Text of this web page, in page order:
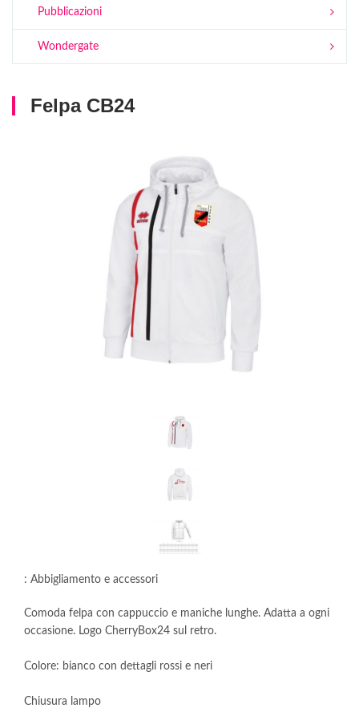
Pubblicazioni
Wondergate
Felpa CB24
: Abbigliamento e accessori
Comoda felpa con cappuccio e maniche lunghe. Adatta a ogni
occasione. Logo CherryBox24 sul retro.
Colore: bianco con dettagli rossi e neri
Chiusura lampo